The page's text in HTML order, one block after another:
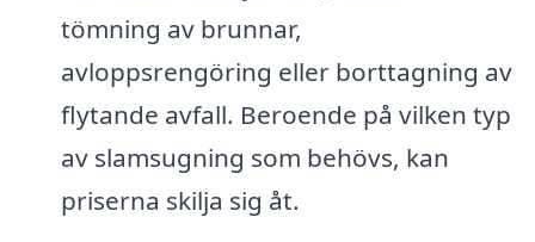
tömning av brunnar,
avloppsrengöring eller borttagning av
flytande avfall. Beroende på vilken typ
av slamsugning som behövs, kan
priserna skilja sig åt.